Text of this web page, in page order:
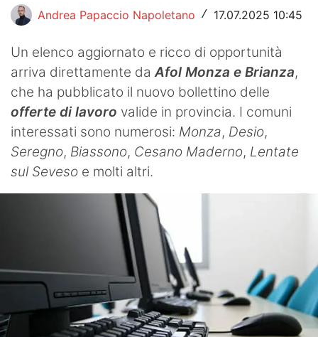
News
Turismo
Eventi
Andrea Papaccio Napoletano / 17.07.2025 10:45
Un elenco aggiornato e ricco di opportunità
arriva direttamente daAfol Monza e Brianza,
che ha pubblicato il nuovo bollettino delle
offerte di lavoro valide in provincia. I comuni
interessati sono numerosi: Monza, Desio,
Seregno, Biassono, Cesano Maderno, Lentate
sul Seveso e molti altri.